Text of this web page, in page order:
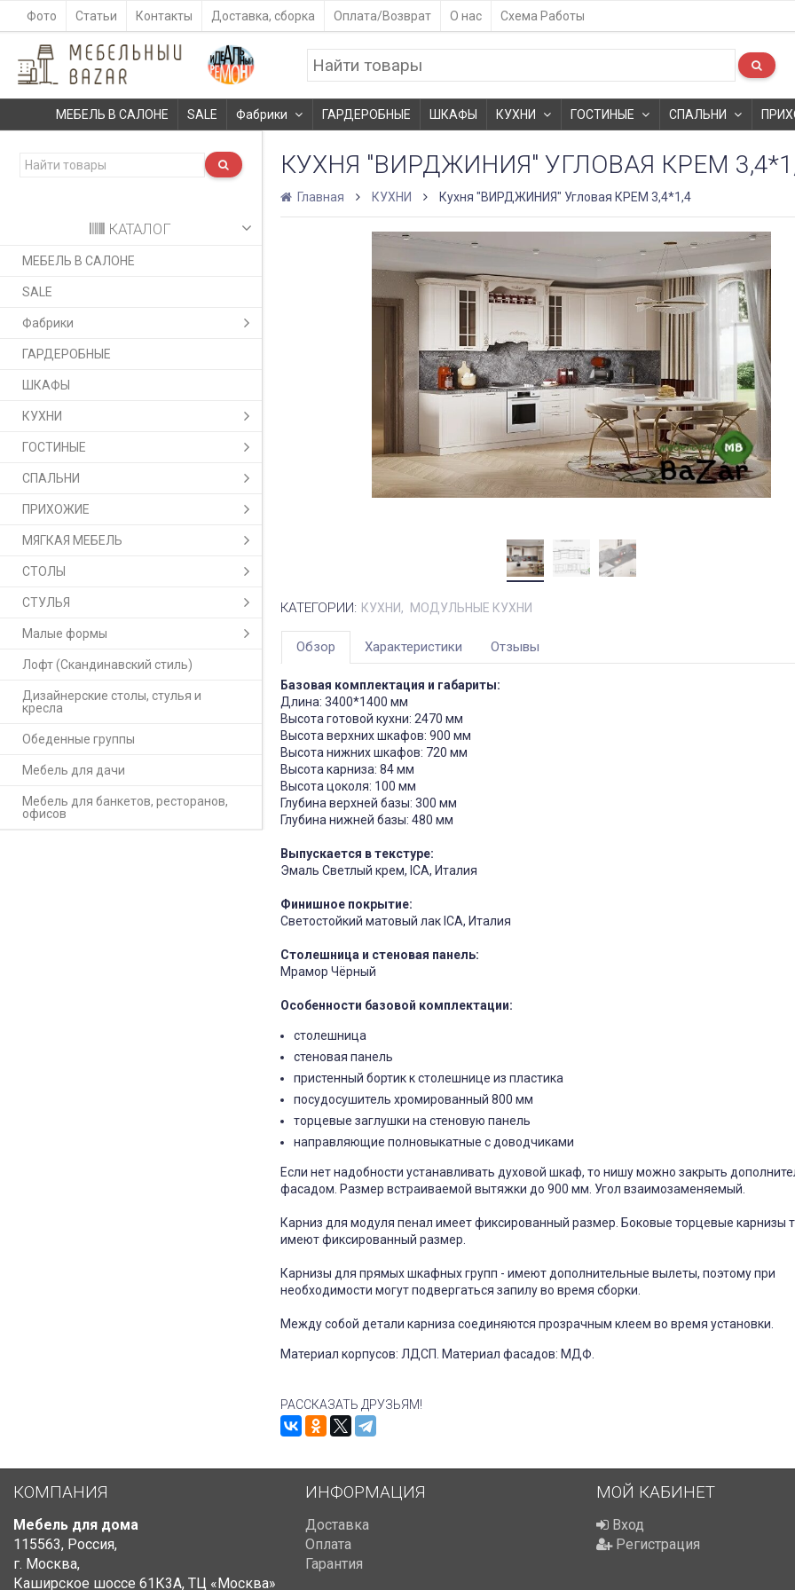
Фото Статьи Контакты Доставка, сборка Оплата/Возврат О нас Схема Работы
МЕБЕЛЬ В САЛОНЕ SALE Фабрики ГАРДЕРОБНЫЕ ШКАФЫ КУХНИ ГОСТИНЫЕ СПАЛЬНИ
КАТАЛОГ
МЕБЕЛЬ В САЛОНЕ
SALE
Фабрики
ГАРДЕРОБНЫЕ
ШКАФЫ
КУХНИ
ГОСТИНЫЕ
СПАЛЬНИ
ПРИХОЖИЕ
МЯГКАЯ МЕБЕЛЬ
СТОЛЫ
СТУЛЬЯ
Малые формы
Лофт (Скандинавский стиль)
Дизайнерские столы, стулья и
кресла
Обеденные группы
Мебель для дачи
Мебель для банкетов, ресторанов,
офисов
КУХНЯ "ВИРДЖИНИЯ" УГЛОВАЯ КРЕМ
Главная КУХНИ Кухня "ВИРДЖИНИЯ" Угловая КРЕМ 3,4*1,4
КАТЕГОРИИ: КУХНИ МОДУЛЬНЫЕ КУХНИ
Обзор Характеристики Отзывы
Базовая комплектация и габариты:
Длина: 3400*1400 мм
Высота готовой кухни: 2470 мм
Высота верхних шкафов: 900 мм
Высота нижних шкафов: 720 мм
Высота карниза: 84 мм
Высота цоколя: 100 мм
Глубина верхней базы: 300 мм
Глубина нижней базы: 480 мм
Выпускается в текстуре:
Эмаль Светлый крем, ICA, Италия
Финишное покрытие:
Светостойкий матовый лак ICA, Италия
Столешница и стеновая панель:
Мрамор Чёрный
Особенности базовой комплектации:
столешница
стеновая панель
пристенный бортик к столешнице из пластика
посудосушитель хромированный 800 мм
торцевые заглушки на стеновую панель
направляющие полновыкатные с доводчиками
Если нет надобности устанавливать духовой шкаф, то нишу можно закрыть
фасадом. Размер встраиваемой вытяжки до 900 мм. Угол взаимозаменяемый.
Карниз для модуля пенал имеет фиксированный размер. Боковые торцевые карнизы
имеют фиксированный размер.
Карнизы для прямых шкафных групп - имеют дополнительные вылеты, поэтому при
необходимости могут подвергаться запилу во время сборки.
Между собой детали карниза соединяются прозрачным клеем во время установки.
Материал корпусов: ЛДСП. Материал фасадов: МДФ.
РАССКАЗАТЬ ДРУЗЬЯМ!
КОМПАНИЯ
Мебель для дома
115563, Россия,
г. Москва,
Каширское шоссе 61К3А, ТЦ «Москва»
ИНФОРМАЦИЯ
Доставка
Оплата
Гарантия
МОЙ КАБИНЕТ
Вход
Регистрация